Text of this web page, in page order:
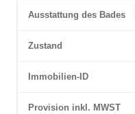
Ausstattung des Bades
Zustand
Immobilien-ID
Provision inkl. MWST